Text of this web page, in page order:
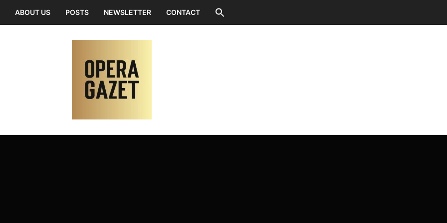
ABOUT US POSTS NEWSLETTER CONTACT